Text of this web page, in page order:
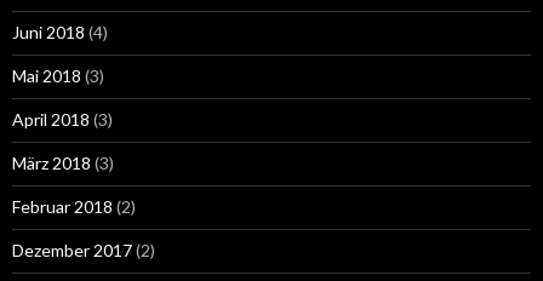
Juni 2018 (4)
Mai 2018 (3)
April 2018 (3)
März 2018 (3)
Februar 2018 (2)
Dezember 2017(2)